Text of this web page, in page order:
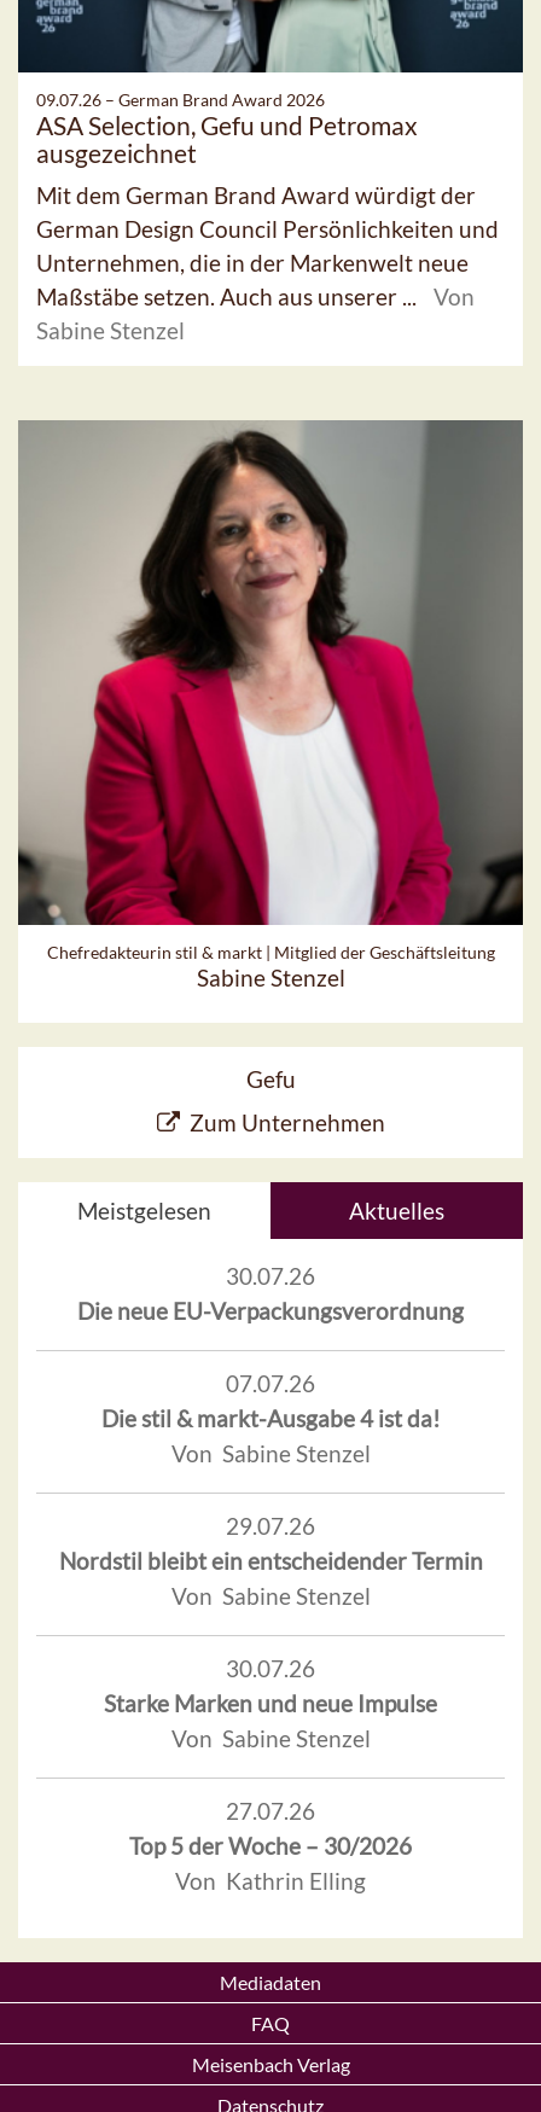
09.07.26 – German Brand Award 2026
ASA Selection, Gefu und Petromax
ausgezeichnet
Mit dem German Brand Award würdigt der
German Design Council Persönlichkeiten und
Unternehmen, die in der Markenwelt neue
Maßstäbe setzen. Auch aus unserer ...
Von
Sabine Stenzel
Chefredakteurin stil & markt | Mitglied der Geschäftsleitung
Sabine Stenzel
Gefu
Zum Unternehmen
Meistgelesen Aktuelles
30.07.26
Die neue EU-Verpackungsverordnung
07.07.26
Die stil & markt-Ausgabe 4 ist da!
Von Sabine Stenzel
29.07.26
Nordstil bleibt ein entscheidender Termin
Von Sabine Stenzel
30.07.26
Starke Marken und neue Impulse
Von Sabine Stenzel
27.07.26
Top 5 der Woche – 30/2026
Von Kathrin Elling
Mediadaten
FAQ
Meisenbach Verlag
Datenschutz